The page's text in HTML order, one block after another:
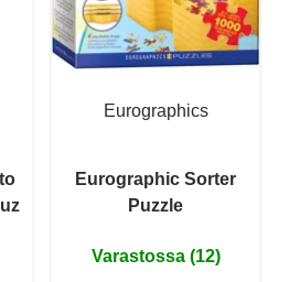
Eurographics
Eurographic Sorter
Puzzle
Varastossa (12)